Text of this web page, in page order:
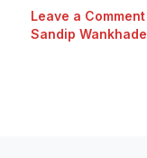
Leave a Comment
Sandip Wankhade